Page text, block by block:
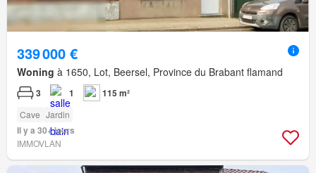
339 000 €
Woning à 1650, Lot, Beersel, Province du Brabant flamand
3 1 115 m²
Cave Jardin
Il y a 30+ jours
IMMOVLAN